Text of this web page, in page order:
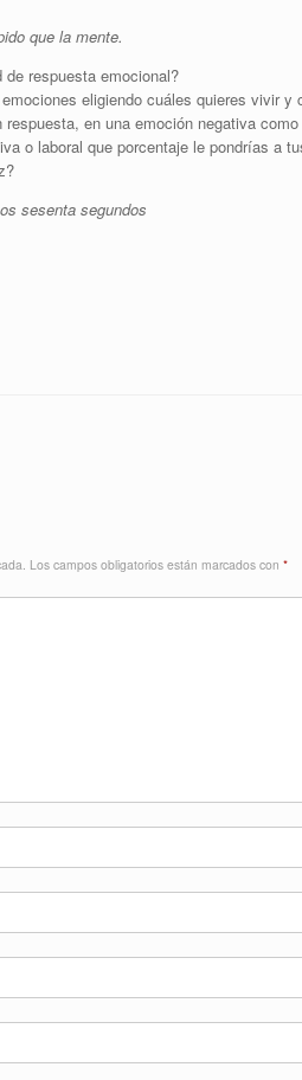
que la mente.
respuesta emocional?
eligiendo cuáles quieres vivir y
en una emoción negativa
o laboral que porcentaje le pondrías a
sesenta segundos
Los campos obligatorios están marcados con *